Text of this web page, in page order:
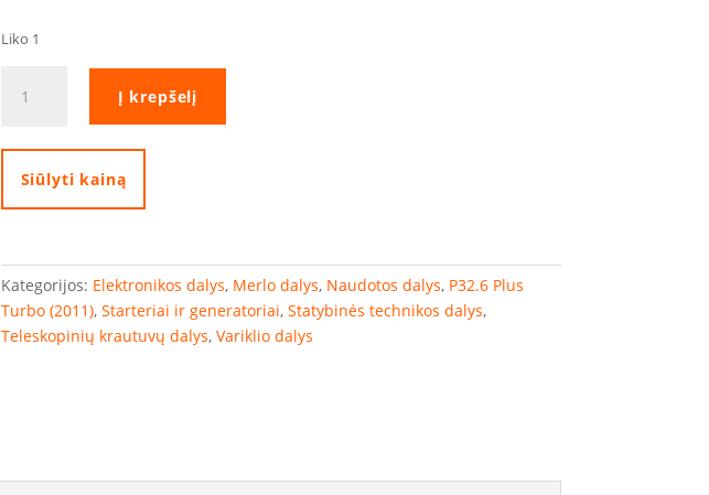
Liko 1
kiekis:
12V
starteris
Į krepšelį
Siūlyti kainą
Kategorijos: Elektronikos dalys, Merlo dalys, Naudotos dalys, P32.6 Plus
Turbo (2011), Starteriai ir generatoriai, Statybinės technikos dalys,
Teleskopinių krautuvų dalys, Variklio dalys